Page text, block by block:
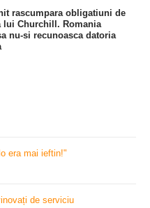
rascumpara obligatiuni de
lui Churchill. Romania
nu-si recunoasca datoria
era mai ieftin!"
de serviciu